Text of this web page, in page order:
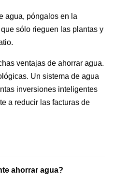
agua, póngalos en la
sólo rieguen las plantas y
ventajas de ahorrar agua.
Un sistema de agua
inversiones inteligentes
a reducir las facturas de
ahorrar agua?